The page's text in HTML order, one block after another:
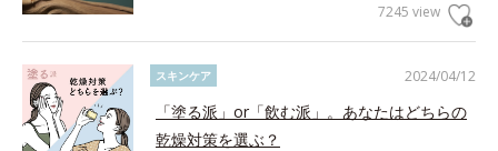
7245 view
2024/04/12
スキンケア
「塗る派」or「飲む派」。あなたはどちらの
乾燥対策を選ぶ？